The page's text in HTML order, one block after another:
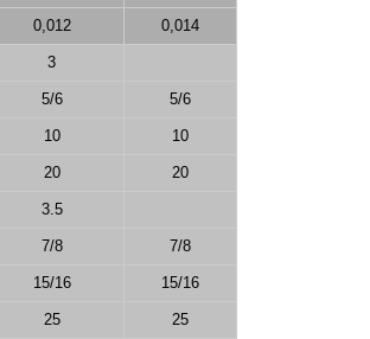
0,012 0,014
3
5/6 5/6
10 10
20 20
3.5
7/8 7/8
15/16 15/16
25 25